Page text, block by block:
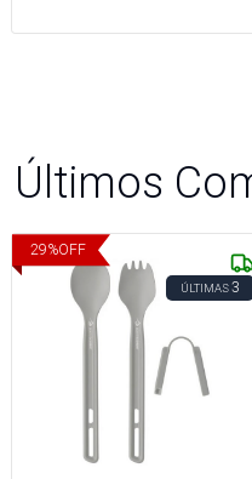
Últimos
29%OFF
ÚLTIMAS3